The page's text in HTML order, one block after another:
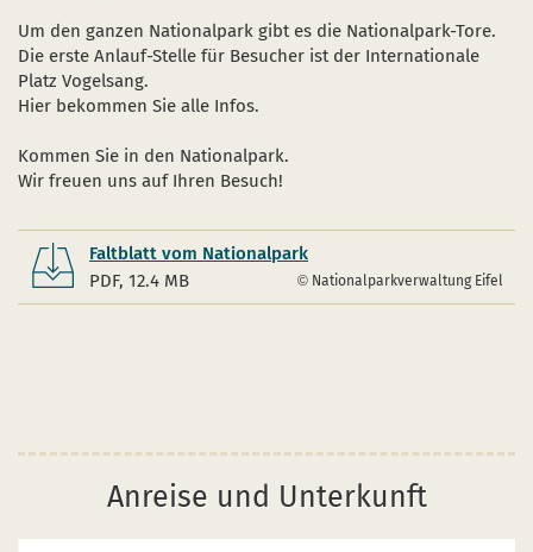
Veranstaltungen
sich im neuen Fenster
öffnet sich im neuen Fenster
Link öffnet sich im neuen Fenster
Um den ganzen Nationalpark gibt es die Nationalpark-Tore.
Die erste Anlauf-Stelle für Besucher ist der Internationale
Platz Vogelsang.
Hier bekommen Sie alle Infos.
Kommen Sie in den Nationalpark.
Wir freuen uns auf Ihren Besuch!
Faltblatt vom Nationalpark
PDF, 12.4 MB
Nationalparkverwaltung Eifel
Anreise und Unterkunft